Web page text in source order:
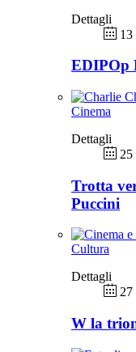
Dettagli
EDIPOp
Cinema
Dettagli
25
Trotta
Puccini
Cultura
Dettagli
27
W la